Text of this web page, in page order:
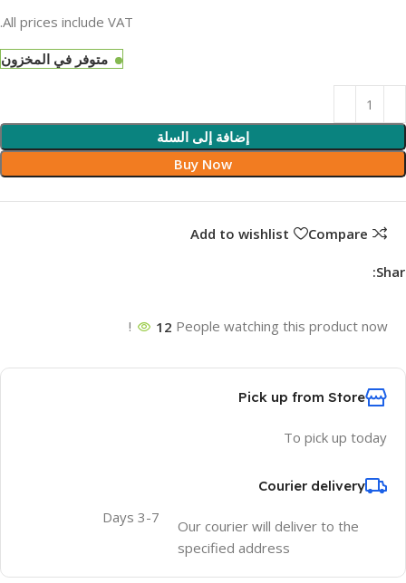
All prices include VAT.
متوفر في المخزون
إضافة إلى السلة
Buy Now
Compare
Add to wishlist
12 People watching this product now!
Pick up from Store
To pick up today
Courier delivery
Our courier will deliver to the
specified address
3-7 Days